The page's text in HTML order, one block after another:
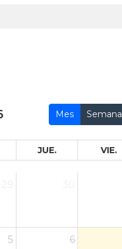
Mes Semana
JUE. VIE.
5 6